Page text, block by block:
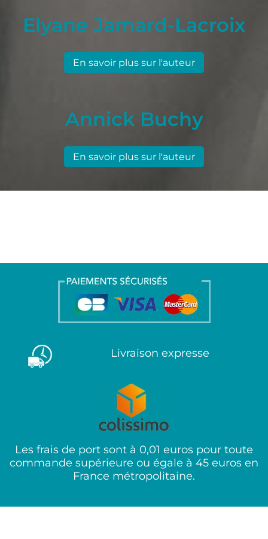
Elyane Jamard-Lacroix
En savoir plus sur l'auteur
Annick Buchy
En savoir plus sur l'auteur
Livraison expresse
Les frais de port sont à 0,01 euros pour toute
commande supérieure ou égale à 45 euros en
France métropolitaine.